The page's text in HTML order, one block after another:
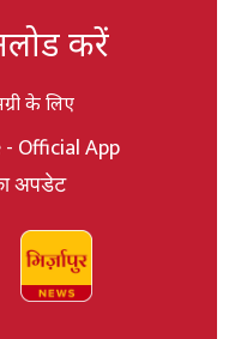
करें
के लिए
Official App
अपडेट